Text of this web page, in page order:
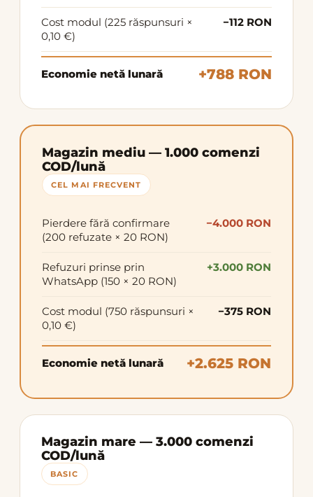
Cost modul (225 răspunsuri ×
0,10 €)
−112 RON
Economie netă lunară +788 RON
Magazin mediu — 1.000 comenzi
COD/lună
CEL MAI FRECVENT
Pierdere fără confirmare
(200 refuzate × 20 RON)
−4.000 RON
Refuzuri prinse prin
WhatsApp (150 × 20 RON)
+3.000 RON
Cost modul (750 răspunsuri ×
0,10 €)
−375 RON
Economie netă lunară +2.625 RON
Magazin mare — 3.000 comenzi
COD/lună
BASIC